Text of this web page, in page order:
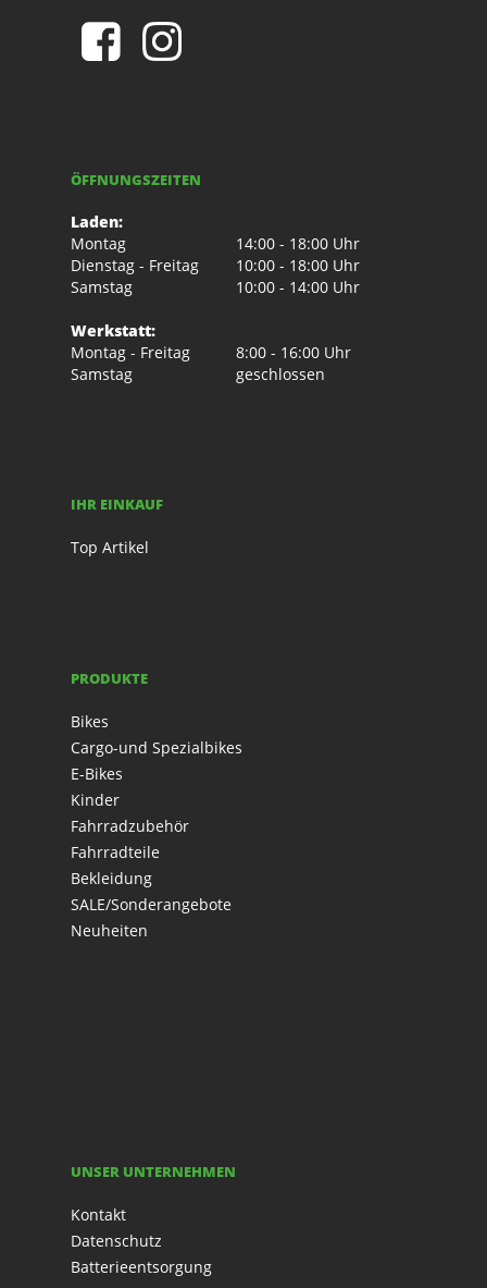
ÖFFNUNGSZEITEN
Laden:
Montag
14:00 - 18:00 Uhr
Dienstag - Freitag
10:00 - 18:00 Uhr
Samstag
10:00 - 14:00 Uhr
Werkstatt:
Montag - Freitag
8:00 - 16:00 Uhr
Samstag
geschlossen
IHR EINKAUF
Top Artikel
PRODUKTE
Bikes
Cargo-und Spezialbikes
E-Bikes
Kinder
Fahrradzubehör
Fahrradteile
Bekleidung
SALE/Sonderangebote
Neuheiten
UNSER UNTERNEHMEN
Kontakt
Datenschutz
Batterieentsorgung